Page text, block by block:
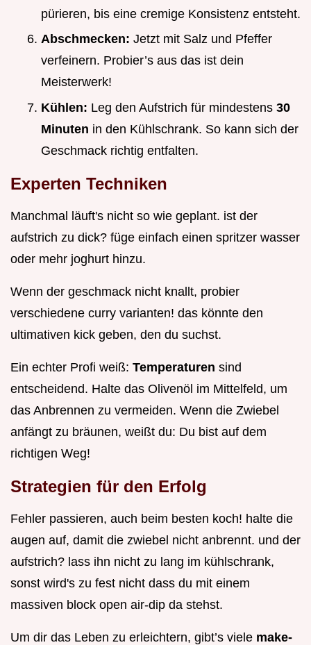
pürieren, bis eine cremige Konsistenz entsteht.
Abschmecken: Jetzt mit Salz und Pfeffer
verfeinern. Probier’s aus das ist dein
Meisterwerk!
Kühlen: Leg den Aufstrich für mindestens 30
Minuten in den Kühlschrank. So kann sich der
Geschmack richtig entfalten.
Experten Techniken
Manchmal läuft's nicht so wie geplant. ist der
aufstrich zu dick? füge einfach einen spritzer wasser
oder mehr joghurt hinzu.
Wenn der geschmack nicht knallt, probier
verschiedene curry varianten! das könnte den
ultimativen kick geben, den du suchst.
Ein echter Profi weiß: Temperaturen sind
entscheidend. Halte das Olivenöl im Mittelfeld, um
das Anbrennen zu vermeiden. Wenn die Zwiebel
anfängt zu bräunen, weißt du: Du bist auf dem
richtigen Weg!
Strategien für den Erfolg
Fehler passieren, auch beim besten koch! halte die
augen auf, damit die zwiebel nicht anbrennt. und der
aufstrich? lass ihn nicht zu lang im kühlschrank,
sonst wird's zu fest nicht dass du mit einem
massiven block open air-dip da stehst.
Um dir das Leben zu erleichtern, gibt’s viele make-